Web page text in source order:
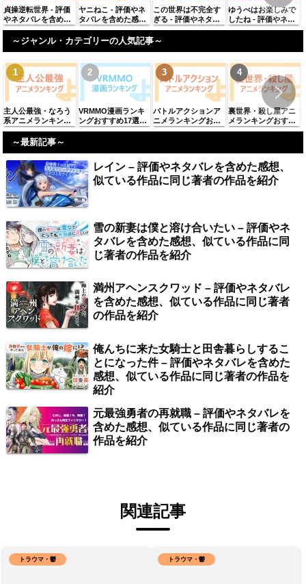
貞操逆転世界 - 評価
やネタバレを含めた
感想、似ている作品
に同じ著者の作品を
ヤニねこ - 評価やネ
タバレを含めた感
想、似ている作品に
同じ著者の作品を紹
この世界は不完全す
ぎる - 評価やネタバ
レを含めた感想、似
ている作品に同じ著
ゆうべはお楽しみで
したね - 評価やネタ
バレを含めた感想、
～ジャンル・カテゴリーの人気記事～
主人公最強・なろう
系アニメランキング
おすすめ61選【2025
年最新】
VRMMO漫画ランキ
ングおすすめ17選
「2025年最新」
バトルアクションア
ニメランキングおす
すめ98選【2025年最
裏世界・殺し屋アニ
メランキングおすす
め38選【2025年最
～最新記事～
レイン – 評価やネタバレを含めた感想、
似ている作品に同じ著者の作品を紹介
雪の新妻は僕と溶け合いたい – 評価やネ
タバレを含めた感想、似ている作品に同
じ著者の作品を紹介
満州アヘンスクワッド – 評価やネタバレ
を含めた感想、似ている作品に同じ著者
の作品を紹介
俺んちに来た女騎士と田舎暮らしするこ
とになった件 – 評価やネタバレを含めた
感想、似ている作品に同じ著者の作品を
紹介
元最強勇者の再就職 – 評価やネタバレを
含めた感想、似ている作品に同じ著者の
作品を紹介
関連記事
トラウマ・鬱 トラウマ・鬱